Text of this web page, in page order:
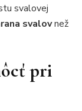
svalovej
svalovnež
pri